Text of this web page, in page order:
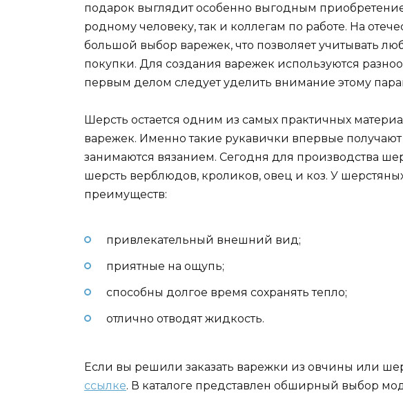
подарок выглядит особенно выгодным
родному человеку, так и коллегам по работе. На
большой выбор варежек, что позволяет учитывать
покупки. Для создания варежек используются
первым делом следует уделить внимание этому
Шерсть остается одним из самых практичных
варежек. Именно такие рукавички впервые
занимаются вязанием. Сегодня для производства
шерсть верблюдов, кроликов, овец и коз. У
преимуществ:
привлекательный внешний вид;
приятные на ощупь;
способны долгое время сохранять тепло;
отлично отводят жидкость.
Если вы решили заказать варежки из овчины или
ссылке. В каталоге представлен обширный выбор